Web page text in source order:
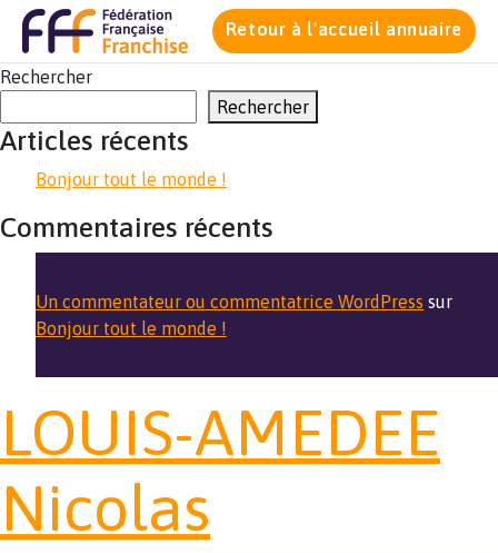
Retour à l'accueil annuaire
Rechercher
Rechercher
Articles récents
Bonjour tout le monde !
Commentaires récents
Un commentateur ou commentatrice WordPress sur
Bonjour tout le monde !
LOUIS-AMEDEE
Nicolas